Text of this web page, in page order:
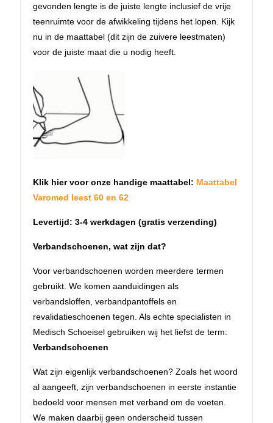
gevonden lengte is de juiste lengte inclusief de vrije
teenruimte voor de afwikkeling tijdens het lopen. Kijk
nu in de maattabel (dit zijn de zuivere leestmaten)
voor de juiste maat die u nodig heeft.
Klik hier voor onze handige maattabel: Maattabel
Varomed leest 60 en 62
Levertijd: 3-4 werkdagen (gratis verzending)
Verbandschoenen, wat zijn dat?
Voor verbandschoenen worden meerdere termen
gebruikt. We komen aanduidingen als
verbandsloffen, verbandpantoffels en
revalidatieschoenen tegen. Als echte specialisten in
Medisch Schoeisel gebruiken wij het liefst de term:
Verbandschoenen
Wat zijn eigenlijk verbandschoenen? Zoals het woord
al aangeeft, zijn verbandschoenen in eerste instantie
bedoeld voor mensen met verband om de voeten.
We maken daarbij geen onderscheid tussen